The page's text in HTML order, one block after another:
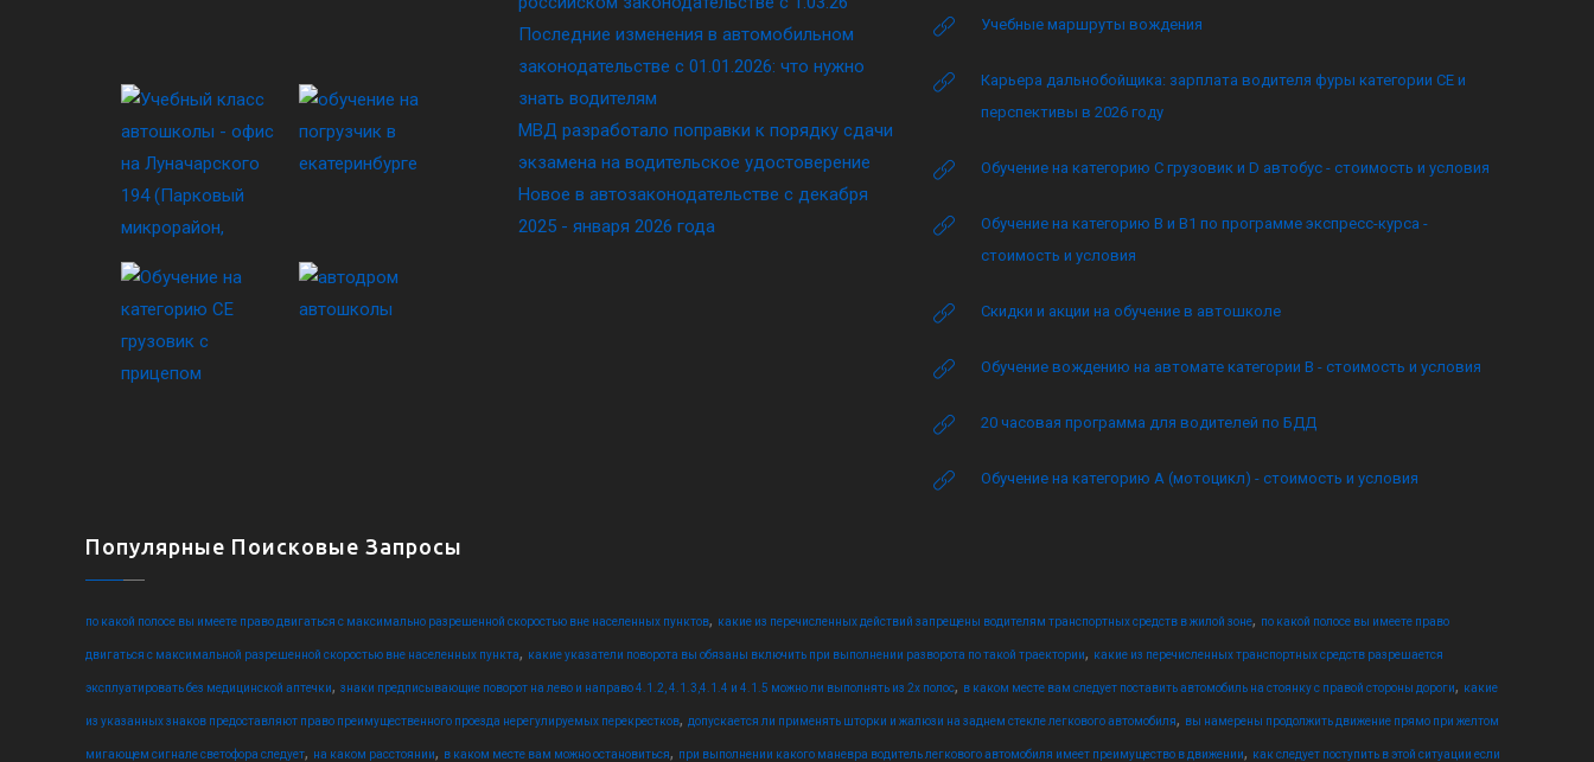
Последние изменения в автомобильном
законодательстве c 01.01.2026: что нужно
знать водителям
МВД разработало поправки к порядку сдачи
экзамена на водительское удостоверение
Новое в автозаконодательстве с декабря
2025 - января 2026 года
Учебные маршруты вождения
Карьера дальнобойщика: зарплата водителя фуры категории CE и
перспективы в 2026 году
Обучение на категорию C грузовик и D автобус - стоимость и условия
Обучение на категорию B и B1 по программе экспресс-курса -
стоимость и условия
Скидки и акции на обучение в автошколе
Обучение вождению на автомате категории B - стоимость и условия
20 часовая программа для водителей по БДД
Обучение на категорию А (мотоцикл) - стоимость и условия
Популярные Поисковые Запросы
по какой полосе вы имеете право двигаться с максимально разрешенной скоростью вне населенных пунктов, какие из перечисленных действий запрещены водителям транспортных средств в жилой зоне, по какой полосе вы имеете право
двигаться с максимальной разрешенной скоростью вне населенных пункта, какие указатели поворота вы обязаны включить при выполнении разворота по такой траектории, какие из перечисленных транспортных средств разрешается
эксплуатировать без медицинской аптечки, знаки предписывающие поворот на лево и направо 4.1.2, 4.1.3,4.1.4 и 4.1.5 можно ли выполнять из 2х полос, в каком месте вам следует поставить автомобиль на стоянку с правой стороны дороги, какие
из указанных знаков предоставляют право преимущественного проезда нерегулируемых перекрестков, допускается ли применять шторки и жалюзи на заднем стекле легкового автомобиля, вы намерены продолжить движение прямо при желтом
мигающем сигнале светофора следует, на каком расстоянии, в каком месте вам можно остановиться, при выполнении какого маневра водитель легкового автомобиля имеет преимущество в движении, как следует поступить в этой ситуации если